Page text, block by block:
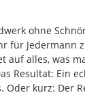
ohne
für Jedermann
auf alles, was
Resultat: Ein
Oder kurz: Der